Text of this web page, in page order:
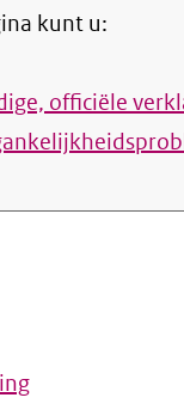
kunt u:
officiële